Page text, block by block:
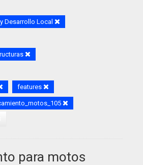
Desarrollo Local
features
para motos